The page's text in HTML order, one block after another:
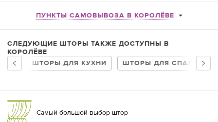
ПУНКТЫ САМОВЫВОЗА В КОРОЛЁВЕ
СЛЕДУЮЩИЕ ШТОРЫ ТАКЖЕ ДОСТУПНЫ В
КОРОЛЁВЕ
ШТОРЫ ДЛЯ КУХНИ
ШТОРЫ ДЛЯ СПАЛЬНИ
Самый большой выбор штор